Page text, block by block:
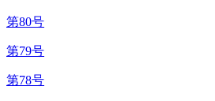
第80号
第79号
第78号